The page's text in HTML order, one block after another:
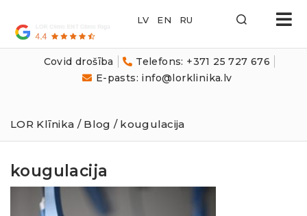
Covid drošība
Telefons: +371 25 727 676
E-pasts: info@lorklinika.lv
LOR
Klīnika
LOR Klīnika / Blog / kougulacija
kougulacija